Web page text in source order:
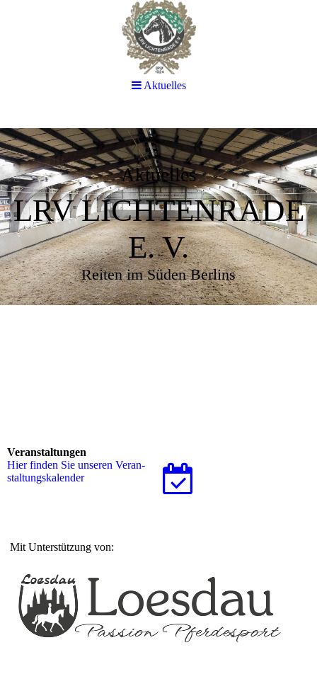
Aktuelles
LRV LICHTENRADE
E. V.
Reiten im Süden Berlins
Veranstaltungen
Hier finden Sie unseren Ver­an­
stal­tungs­ka­len­der
Mit Unterstützung von:
Aktuelles